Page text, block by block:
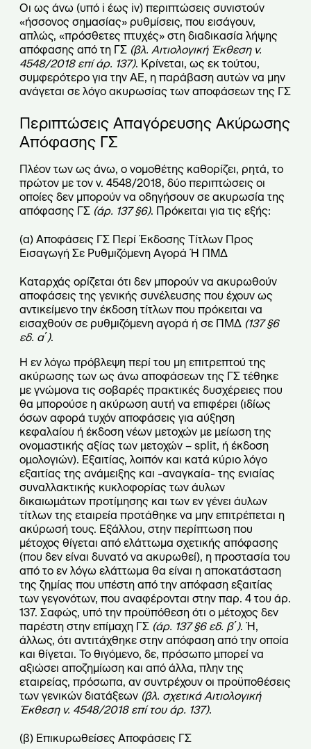
Οι ως άνω (υπό i έως iv) περιπτώσεις συνιστούν
«ήσσονος σημασίας» ρυθμίσεις, που εισάγουν,
απλώς, «πρόσθετες πτυχές» στη διαδικασία λήψης
απόφασης από τη ΓΣ (βλ. Αιτιολογική Έκθεση ν.
4548/2018 επί άρ. 137). Κρίνεται, ως εκ τούτου,
συμφερότερο για την ΑΕ, η παράβαση αυτών να μην
ανάγεται σε λόγο ακυρωσίας των αποφάσεων της ΓΣ
Περιπτώσεις Απαγόρευσης Ακύρωσης
Απόφασης ΓΣ
Πλέον των ως άνω, ο νομοθέτης καθορίζει, ρητά, το
πρώτον με τον ν. 4548/2018, δύο περιπτώσεις οι
οποίες δεν μπορούν να οδηγήσουν σε ακυρωσία της
απόφασης ΓΣ (άρ. 137§6). Πρόκειται για τις εξής:
(α) Αποφάσεις ΓΣ Περί Έκδοσης Τίτλων Προς
Εισαγωγή Σε Ρυθμιζόμενη Αγορά Ή ΠΜΔ
Καταρχάς ορίζεται ότι δεν μπορούν να ακυρωθούν
αποφάσεις της γενικής συνέλευσης που έχουν ως
αντικείμενο την έκδοση τίτλων που πρόκειται να
εισαχθούν σε ρυθμιζόμενη αγορά ή σε ΠΜΔ (137§6
εδ. α΄).
Η εν λόγω πρόβλεψη περί του μη επιτρεπτού της
ακύρωσης των ως άνω αποφάσεων της ΓΣ τέθηκε
με γνώμονα τις σοβαρές πρακτικές δυσχέρειες που
θα μπορούσε η ακύρωση αυτή να επιφέρει (ιδίως
όσων αφορά τυχόν αποφάσεις για αύξηση
κεφαλαίου ή έκδοση νέων µετοχών µε µείωση της
ονοµαστικής αξίας των µετοχών – split, ή έκδοση
οµολογιών). Εξαιτίας, λοιπόν και κατά κύριο λόγο
εξαιτίας της ανάµειξης και -αναγκαία- της ενιαίας
συναλλακτικής κυκλοφορίας των άυλων
δικαιωµάτων προτίµησης και των εν γένει άυλων
τίτλων της εταιρεία προτάθηκε να μην επιτρέπεται η
ακύρωσή τους. Εξάλλου, στην περίπτωση που
μέτοχος θίγεται από ελάττωμα σχετικής απόφασης
(που δεν είναι δυνατό να ακυρωθεί), η προστασία του
από το εν λόγω ελάττωμα θα είναι η αποκατάσταση
της ζημίας που υπέστη από την απόφαση εξαιτίας
των γεγονότων, που αναφέρονται στην παρ. 4 του άρ.
137. Σαφώς, υπό την προϋπόθεση ότι ο μέτοχος δεν
παρέστη στην επίμαχη ΓΣ (άρ. 137§6 εδ. β΄). Ή,
άλλως, ότι αντιτάχθηκε στην απόφαση από την οποία
και θίγεται. Το θιγόµενο, δε, πρόσωπο µπορεί να
αξιώσει αποζημίωση και από άλλα, πλην της
εταιρείας, πρόσωπα, αν συντρέχουν οι προϋποθέσεις
των γενικών διατάξεων (βλ. σχετικά Αιτιολογική
Έκθεση ν. 4548/2018 επί του άρ. 137).
(β) Επικυρωθείσες Αποφάσεις ΓΣ